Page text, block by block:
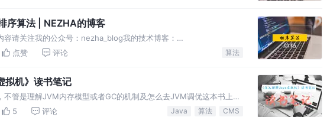
序算法 | NEZHA的博客
容请关注我的公众号：nezha_blog我的技术博客：
冒泡排序原理性能优化###代码插入排序原理依次选择一个待排序的
点赞 评论 算法
拟机》读书笔记
不管是理解JVM内存模型或者GC的机制及怎么去JVM调优这本书上写
Java程序员来说，在虚拟机自动内存管理机制下，不需要为new操作
5 评论 Java 算法 CMS